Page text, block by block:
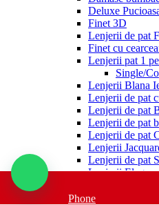
Deluxe
Finet 3D
Lenjerii de pat
Finet cu
Lenjerii pat 1
Single/
Lenjerii Blana
Lenjerii de pat
Lenjerii de pat
Lenjerii de pat
Lenjerii de pat
Lenjerii
Lenjerii de pat
Lenjerii
Lenjerii Percalle
Phone